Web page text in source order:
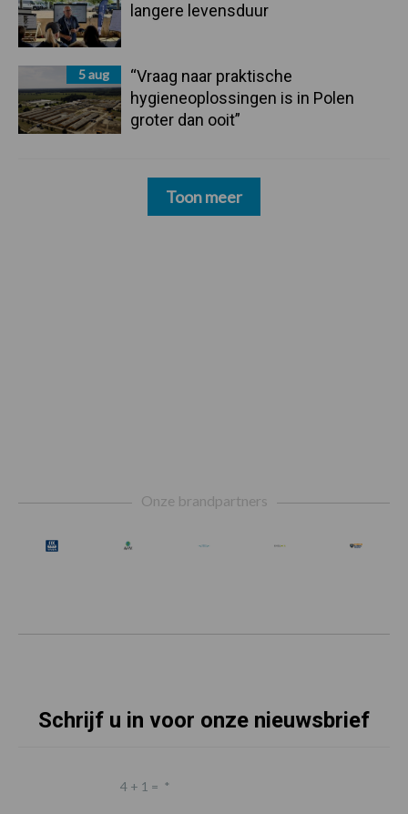
langere levensduur
5 aug
“Vraag naar praktische
hygieneoplossingen is in Polen
groter dan ooit”
Toon meer
Onze brandpartners
Schrijf u in voor onze nieuwsbrief
4 + 1 = *